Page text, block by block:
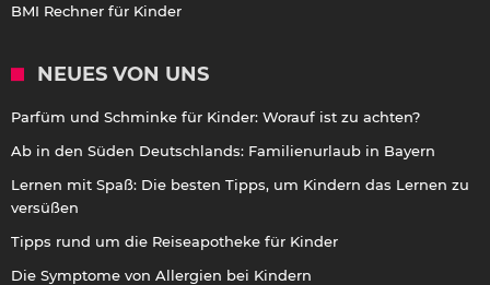
BMI Rechner für Kinder
NEUES VON UNS
Parfüm und Schminke für Kinder: Worauf ist zu achten?
Ab in den Süden Deutschlands: Familienurlaub in Bayern
Lernen mit Spaß: Die besten Tipps, um Kindern das Lernen zu
versüßen
Tipps rund um die Reiseapotheke für Kinder
Die Symptome von Allergien bei Kindern